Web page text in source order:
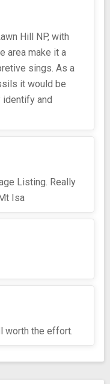
Hill NP, with
area make it a
sings. As a
it would be
identify and
Listing. Really
Isa
worth the effort.